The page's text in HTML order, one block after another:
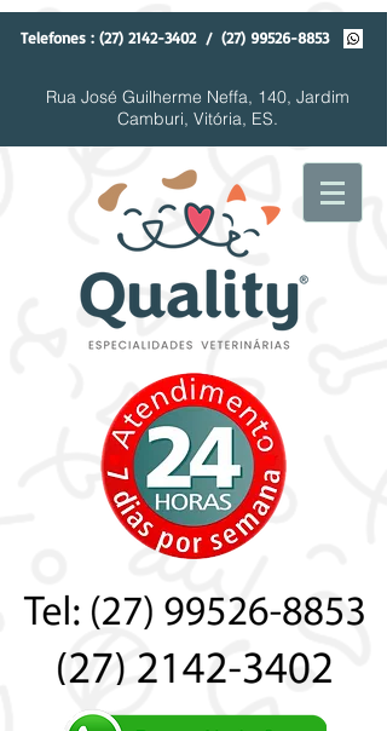
Telefones : (27) 2142-3402/ (27) 99526-8853
Rua José Guilherme Neffa, 140, Jardim
Camburi, Vitória, ES.